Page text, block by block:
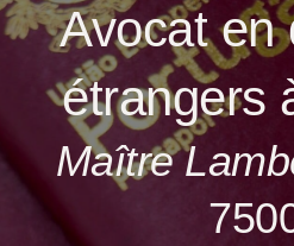
Avocat en
étrangers
Maître